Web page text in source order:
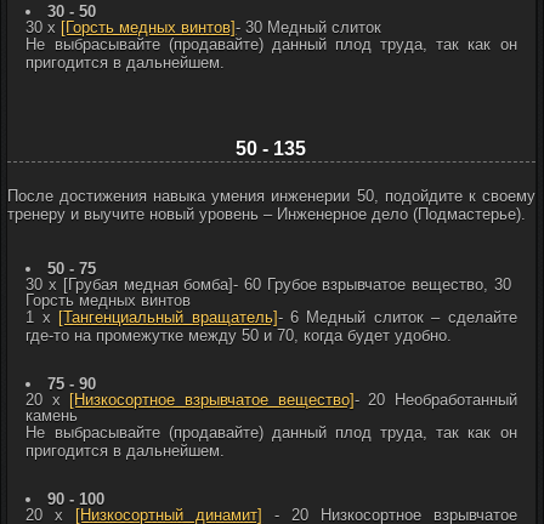
30 - 50
30 x [Горсть медных винтов]- 30 Медный слиток
Не выбрасывайте (продавайте) данный плод труда, так как он
пригодится в дальнейшем.
50 - 135
После достижения навыка умения инженерии 50, подойдите к своему
тренеру и выучите новый уровень – Инженерное дело (Подмастерье).
50 - 75
30 x [Грубая медная бомба]- 60 Грубое взрывчатое вещество, 30
Горсть медных винтов
1 x [Тангенциальный вращатель]- 6 Медный слиток – сделайте
где-то на промежутке между 50 и 70, когда будет удобно.
75 - 90
20 x
[Низкосортное взрывчатое вещество]- 20
Необработанный
камень
Не выбрасывайте (продавайте) данный плод труда, так как он
пригодится в дальнейшем.
90 - 100
20 x
[Низкосортный динамит] - 20
Низкосортное взрывчатое